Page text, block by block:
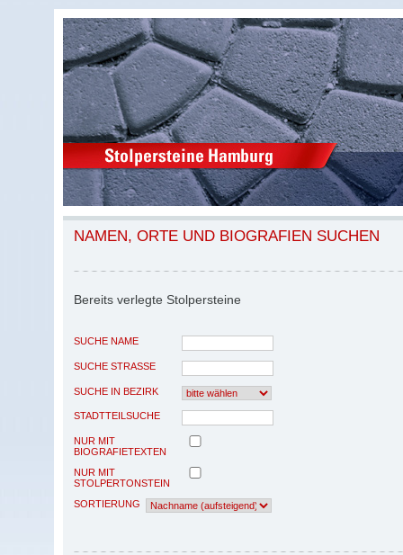
NAMEN, ORTE UND BIOGRAFIEN SUCHEN
Bereits verlegte Stolpersteine
SUCHE NAME
SUCHE STRASSE
SUCHE IN BEZIRK
STADTTEILSUCHE
NUR MIT
BIOGRAFIETEXTEN
NUR MIT
STOLPERTONSTEIN
SORTIERUNG